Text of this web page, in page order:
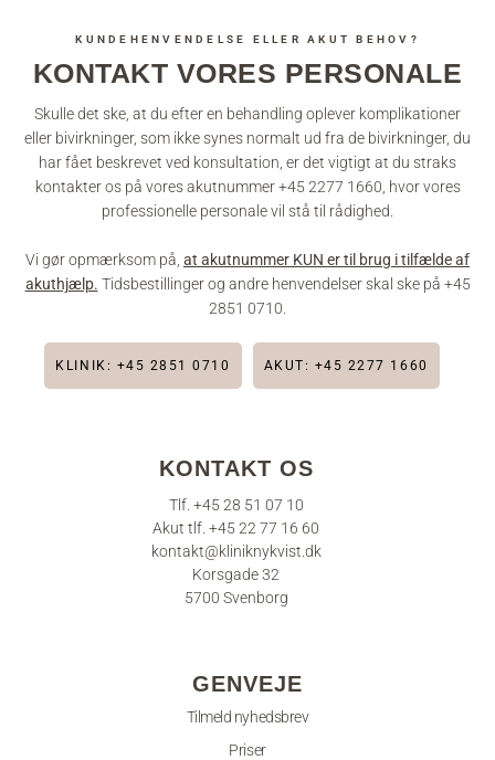
KUNDEHENVENDELSE ELLER AKUT BEHOV?
KONTAKT VORES PERSONALE
Skulle det ske, at du efter en behandling oplever komplikationer
eller bivirkninger, som ikke synes normalt ud fra de bivirkninger, du
har fået beskrevet ved konsultation, er det vigtigt at du straks
kontakter os på vores akutnummer +45 2277 1660, hvor vores
professionelle personale vil stå til rådighed.
Vi gør opmærksom på, at akutnummer KUN er til brug i tilfælde af
akuthjælp. Tidsbestillinger og andre henvendelser skal ske på +45
2851 0710.
KLINIK: +45 2851 0710 AKUT: +45 2277 1660
KONTAKT OS
Tlf. +45 28 51 07 10
Akut tlf. +45 22 77 16 60
kontakt@kliniknykvist.dk
Korsgade 32
5700 Svenborg
GENVEJE
Tilmeld nyhedsbrev
Priser